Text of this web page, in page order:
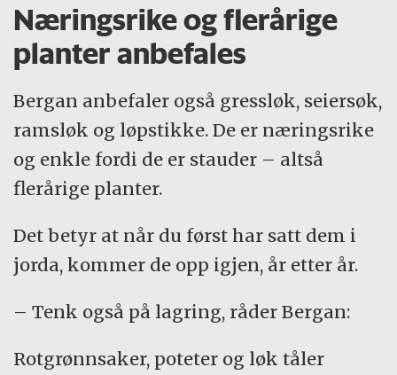
Næringsrike og flerårige
planter anbefales
Bergan anbefaler også gressløk, seiersøk,
ramsløk og løpstikke. De er næringsrike
og enkle fordi de er stauder – altså
flerårige planter.
Det betyr at når du først har satt dem i
jorda, kommer de opp igjen, år etter år.
– Tenk også på lagring, råder Bergan:
Rotgrønnsaker, poteter og løk tåler